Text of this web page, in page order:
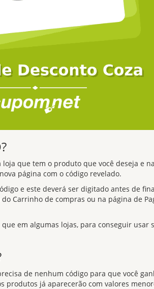
que tem o produto que você deseja e
página com o código revelado.
e este deverá ser digitado antes de
Carrinho de compras ou na página de
em algumas lojas, para conseguir usar
de nenhum código para que você
produtos já aparecerão com valores